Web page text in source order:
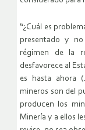
“¿Cuál es
presentado y
régimen de la
desfavorece al
es hasta ahora
mineros son del
producen los
Minería y a ellos